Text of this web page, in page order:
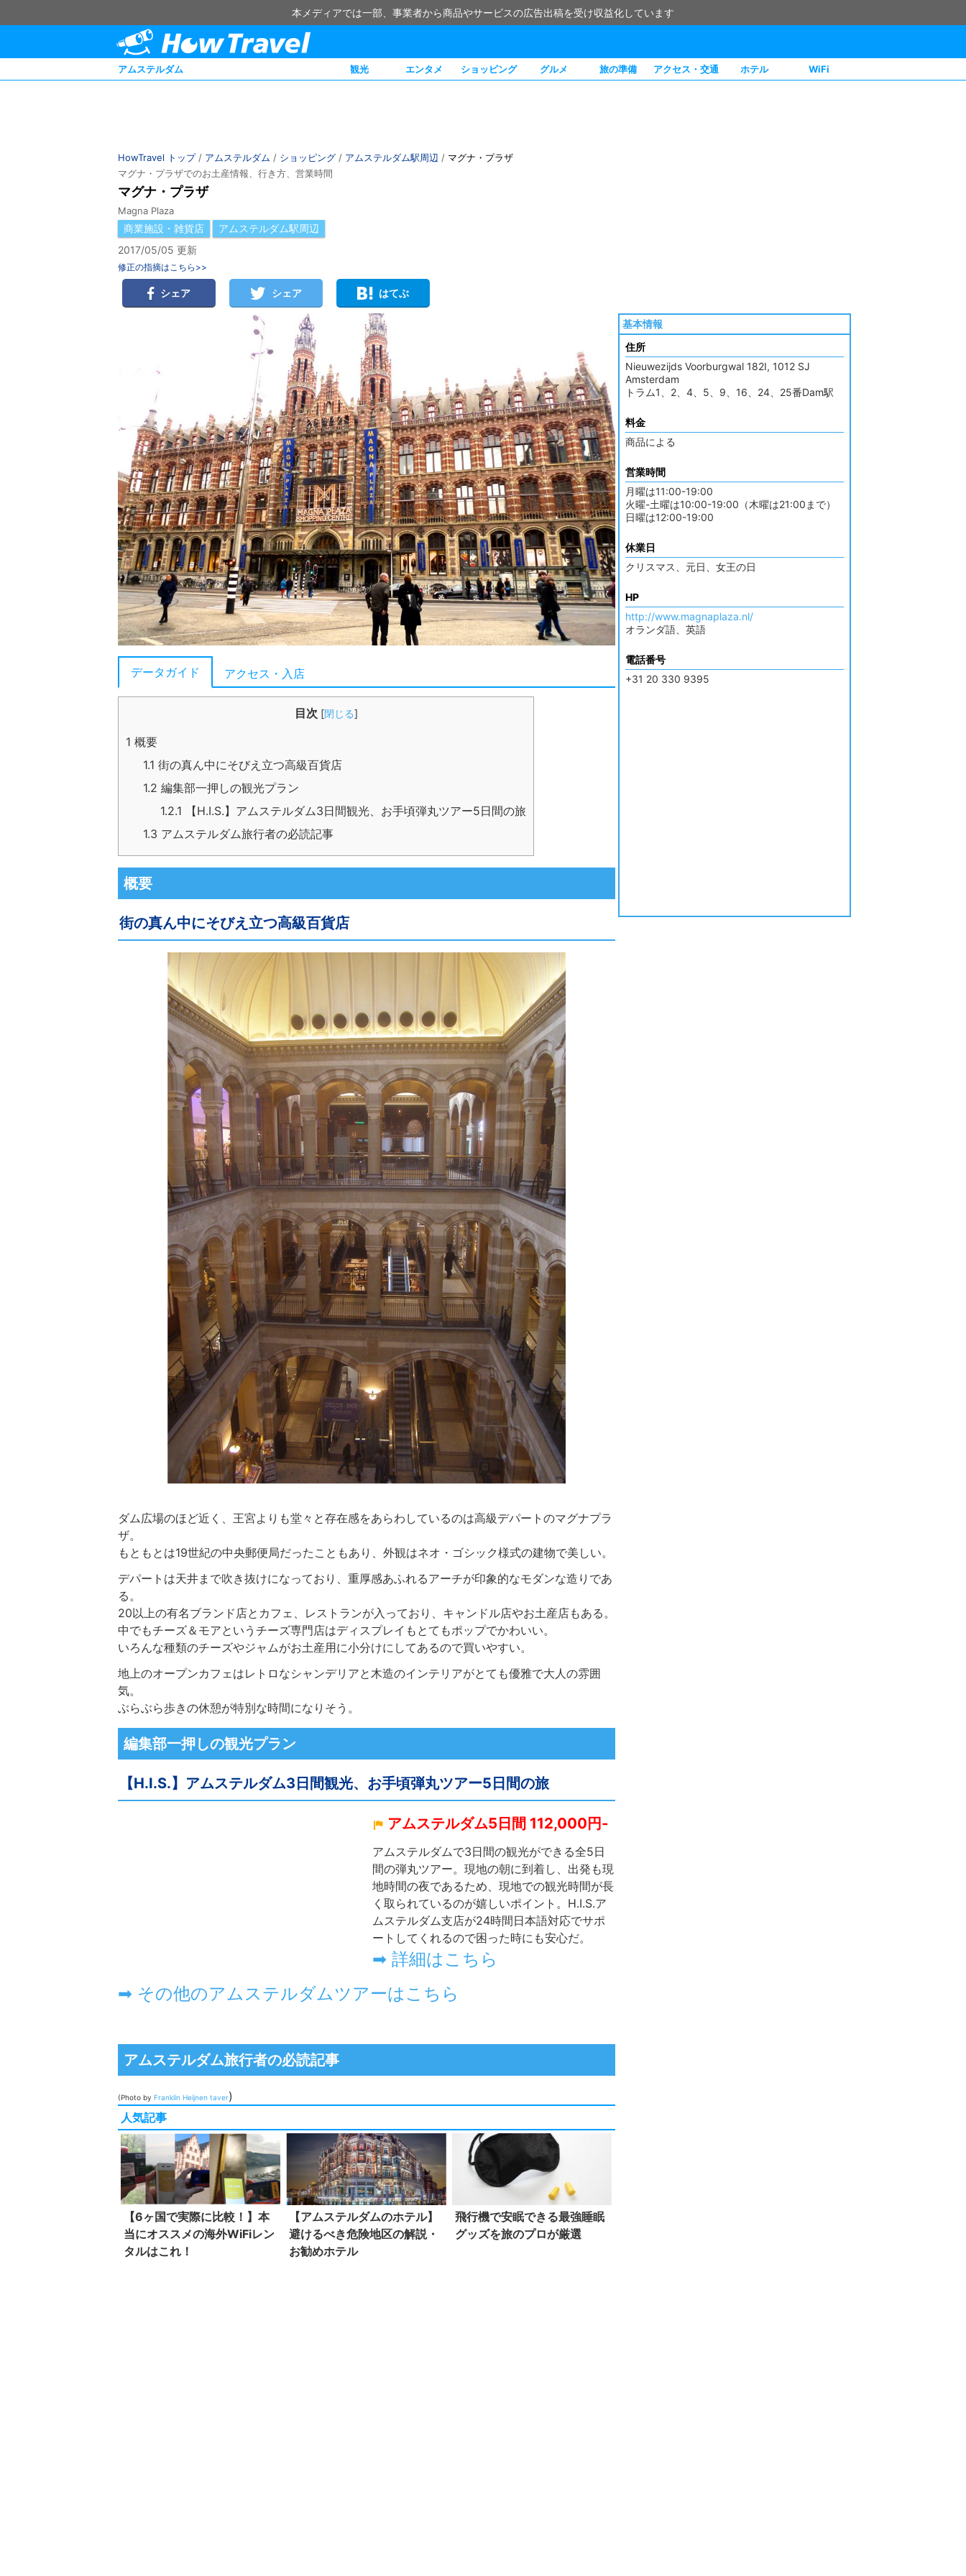
本メディアでは一部、事業者から商品やサービスの広告出稿を受け収益化しています
アムステルダム 観光 エンタメ ショッピング グルメ 旅の準備 アクセス・交通 ホテル WiFi
HowTravel トップ/ アムステルダム / ショッピング / アムステルダム駅周辺 / マグナ・プラザ
マグナ・プラザでのお土産情報、行き方、営業時間
マグナ・プラザ
Magna Plaza
商業施設・雑貨店
アムステルダム駅周辺
2017/05/05 更新
修正の指摘はこちら>>
シェア シェア はてぶ
基本情報
住所
Nieuwezijds Voorburgwal 182I, 1012 SJ
Amsterdam
トラム1、2、4、5、9、16、24、25番Dam駅
料金
商品による
営業時間
月曜は11:00-19:00
火曜-土曜は10:00-19:00（木曜は21:00まで）
日曜は12:00-19:00
休業日
クリスマス、元日、女王の日
HP
http://www.magnaplaza.nl/
オランダ語、英語
電話番号
+31 20 330 9395
データガイド アクセス・入店
目次 [閉じる]
1 概要
1.1 街の真ん中にそびえ立つ高級百貨店
1.2 編集部一押しの観光プラン
1.2.1 【H.I.S.】アムステルダム3日間観光、お手頃弾丸ツアー5日間の旅
1.3 アムステルダム旅行者の必読記事
概要
街の真ん中にそびえ立つ高級百貨店
ダム広場のほど近く、 王宮よりも堂々と存在感をあらわしているのは高級デパートのマグナプラ
ザ。
もともとは19世紀の中央郵便局だったこともあり、外観はネオ・ゴシック様式の建物で美しい。
デパートは天井まで吹き抜けになっており、重厚感あふれるアーチが印象的なモダンな造りであ
る。
20以上の有名ブランド店とカフェ、レストランが入っており、キャンドル店やお土産店もある。
中でもチーズ＆モアというチーズ専門店はディスプレイもとてもポップでかわいい。
いろんな種類のチーズやジャムがお土産用に小分けにしてあるので買いやすい。
地上のオープンカフェはレトロなシャンデリアと木造のインテリアがとても優雅で大人の雰囲
気。
ぶらぶら歩きの休憩が特別な時間になりそう。
編集部一押しの観光プラン
【H.I.S.】アムステルダム3日間観光、お手頃弾丸ツアー5日間の旅
アムステルダム旅行者の必読記事
(Photo by Franklin Heijnen taver)
人気記事
【6ヶ国で実際に比較！】本
当にオススメの海外WiFiレン
タルはこれ！
【アムステルダムのホテル】
避けるべき危険地区の解説・
お勧めホテル
飛行機で安眠できる最強睡眠
グッズを旅のプロが厳選